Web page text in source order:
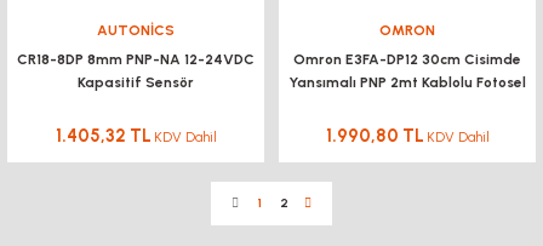
AUTONİCS
CR18-8DP 8mm PNP-NA 12-24VDC
Kapasitif Sensör
1.405,32 TL KDV Dahil
OMRON
Omron E3FA-DP12 30cm Cisimde
Yansımalı PNP 2mt Kablolu Fotosel
1.990,80 TL KDV Dahil
1 2